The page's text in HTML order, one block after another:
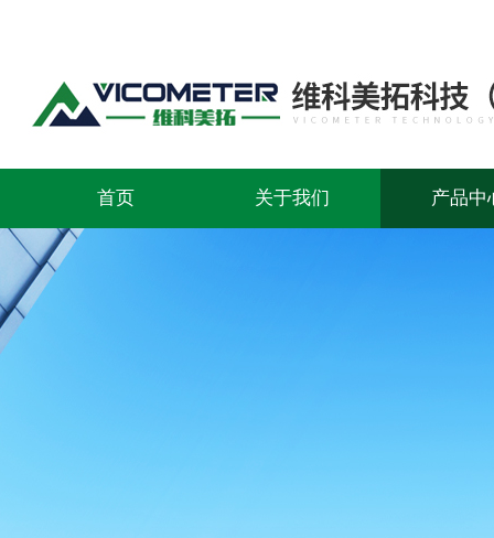
首页 关于我们 产品中